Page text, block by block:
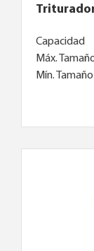
Capacidad
Máx.
Mín.